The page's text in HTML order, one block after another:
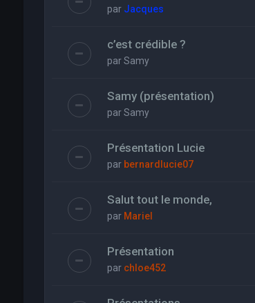
par Jacques
c’est crédible ?
parSamy
Samy (présentation)
parSamy
Présentation Lucie
par bernardlucie07
Salut tout le monde,
par Mariel
Présentation
par chloe452